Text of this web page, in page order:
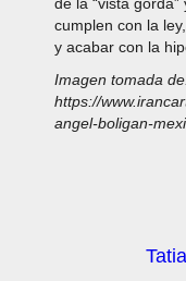
cumplen con la
y acabar con la
Imagen tomada
https://
angel-boligan-